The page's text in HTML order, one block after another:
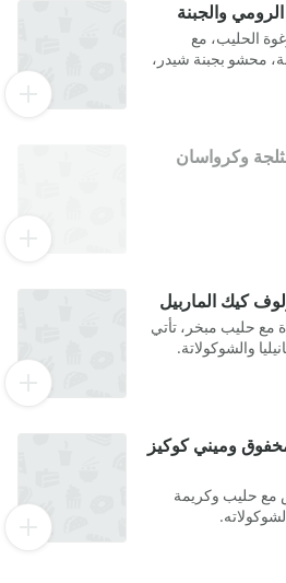
والجبنة
الحليب، مع
محشو بجبنة شيدر،
وكرواسان
كيك الماربيل
مع حليب مبخر، تأتي
والشوكولاتة.
وميني كوكيز
حليب وكريمة